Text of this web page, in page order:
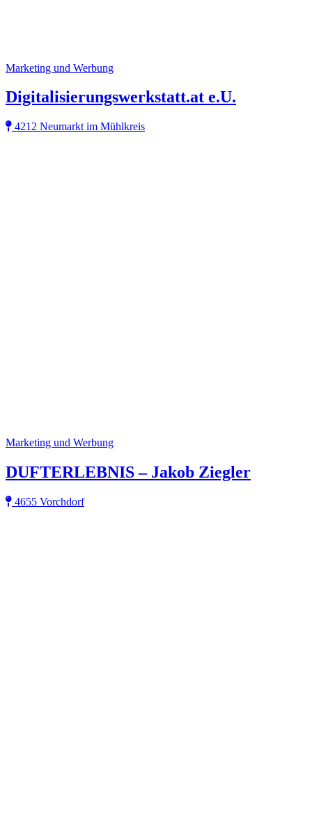
Marketing und Werbung
Digitalisierungswerkstatt.at e.U.
4212 Neumarkt im Mühlkreis
Marketing und Werbung
DUFTERLEBNIS – Jakob Ziegler
4655 Vorchdorf